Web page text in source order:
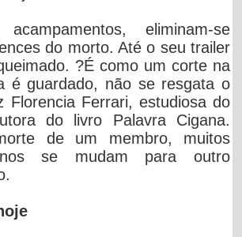
eliminam-se
do morto. Até o seu trailer
?É como um corte na
é guardado, não se resgata o
Florencia Ferrari, estudiosa do
do livro Palavra Cigana.
de um membro, muitos
se mudam para outro